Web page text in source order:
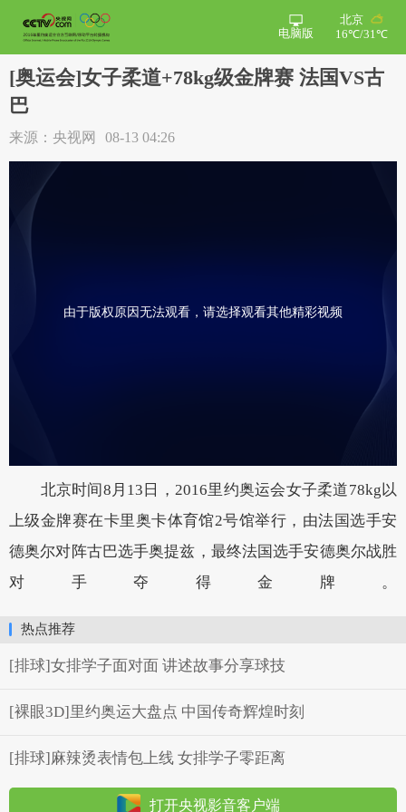
北京
16℃/31℃
电脑版
[奥运会]女子柔道+78kg级金牌赛 法国VS古
巴
来源：央视网 08-13 04:26
由于版权原因无法观看，请选择观看其他精彩视频
北京时间8月13日，2016里约奥运会女子柔道78kg以
上级金牌赛在卡里奥卡体育馆2号馆举行，由法国选手安
德奥尔对阵古巴选手奥提兹，最终法国选手安德奥尔战胜
对手夺得金牌。
热点推荐
[排球]女排学子面对面 讲述故事分享球技
[裸眼3D]里约奥运大盘点 中国传奇辉煌时刻
[排球]麻辣烫表情包上线 女排学子零距离
打开央视影音客户端